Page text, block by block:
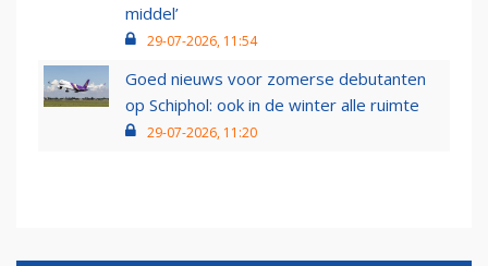
middel’
29-07-2026, 11:54
Goed nieuws voor zomerse debutanten
op Schiphol: ook in de winter alle ruimte
29-07-2026, 11:20